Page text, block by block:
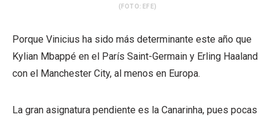
(FOTO: EFE)
Porque Vinicius ha sido más determinante este año que
Kylian Mbappé en el París Saint-Germain y Erling Haaland
con el Manchester City, al menos en Europa.
La gran asignatura pendiente es la Canarinha, pues pocas